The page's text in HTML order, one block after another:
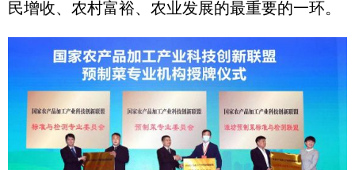
民增收、农村富裕、农业发展的最重要的一环。